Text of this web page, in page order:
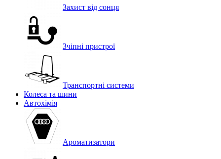
Захист від сонця
Зчіпні пристрої
Транспортні системи
Колеса та шини
Автохімія
Ароматизатори